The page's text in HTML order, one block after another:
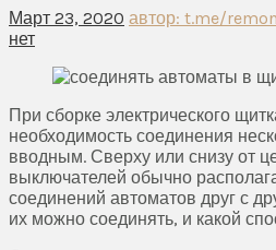
Март 23, 2020 автор: t.me/
нет
При сборке электрического
необходимость соединения
вводным. Сверху или снизу от
выключателей обычно
соединений автоматов друг с
их можно соединять, и какой